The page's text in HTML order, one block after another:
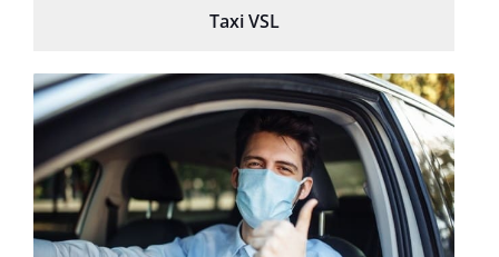
Taxi VSL